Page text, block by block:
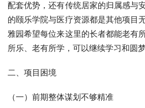
（四）活力健康园区·颠覆国人对传统
作为中国首个复合型健康养生主
覆了国人对传统养老的理解。在乌镇
的颐乐学院与医疗资源都是其他项目
雅园希望每位来这里的长者都能老有